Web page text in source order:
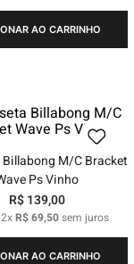
AO CARRINHO
M/C Bracket
Ps Vinho
R$ 139,00
2xR$69,50sem juros
AO CARRINHO